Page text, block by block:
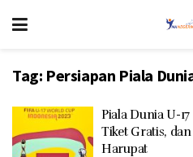
Tag: Persiapan Piala
Piala Dunia U-
Tiket Gratis,
Harupat